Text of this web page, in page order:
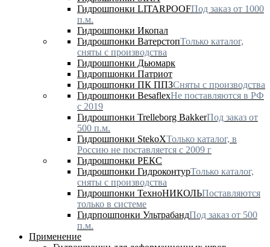
Гидрошпонки LITARPOOFПод заказ от 1000
п.м.
Гидрошпонки Икопал
Гидрошпонки ВатерстопТолько каталог,
сняты с производства
Гидрошпонки Дьюмарк
Гидропшонки Патриот
Гидрошпонки ПК ППЗСняты с производства
Гидрошпонки BesaflexНе поставляются в РФ
с 2019
Гидрошпонки Trelleborg BakkerПод заказ от
500 п.м.
Гидрошпонки StekoXТолько каталог, в
Россию не поставляется с 2009 г
Гидрошпонки РЕКС
Гидрошпонки ГидроконтурТолько каталог,
сняты с производства
Гидрошпонки ТехноНИКОЛЬПоставляются
только в системе
Гидрпошпонки УльтрабандПод заказ от 500
п.м.
Применение